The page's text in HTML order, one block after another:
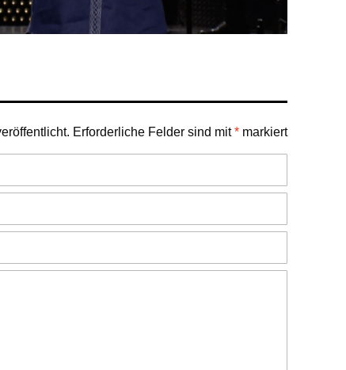
Erforderliche Felder sind mit* markiert